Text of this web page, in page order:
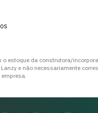
o estoque da construtora/
e não necessariamente